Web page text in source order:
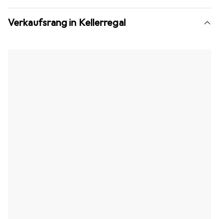
Verkaufsrang in Kellerregal